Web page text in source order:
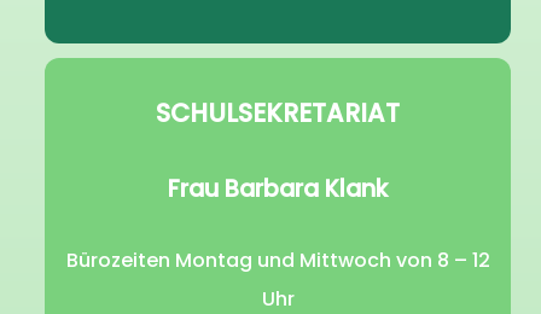
SCHULSEKRETARIAT
Frau Barbara Klank
Bürozeiten Montag und Mittwoch von 8 – 12
Uhr